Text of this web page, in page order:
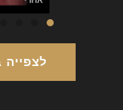
לצפייה